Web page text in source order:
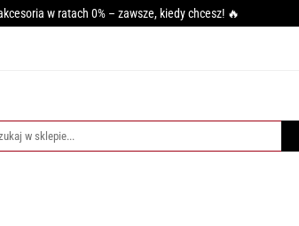
w ratach 0% – zawsze, kiedy chcesz! 🔥
MIĘSO PRZYPRAWY BLOG